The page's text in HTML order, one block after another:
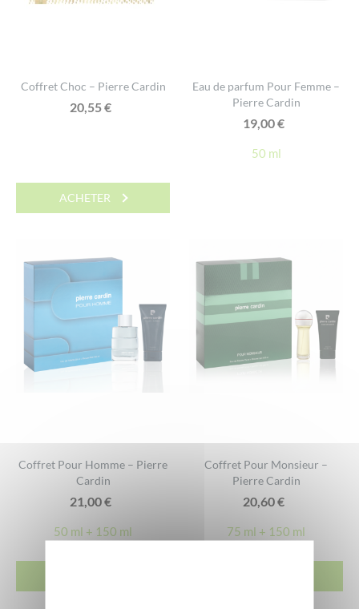
Coffret Choc – Pierre Cardin
20,55€
ACHETER
Eau de parfum Pour Femme –
Pierre Cardin
19,00€
50 ml
Coffret Pour Homme – Pierre
Cardin
21,00€
50 ml + 150 ml
Coffret Pour Monsieur –
Pierre Cardin
20,60€
75 ml + 150 ml